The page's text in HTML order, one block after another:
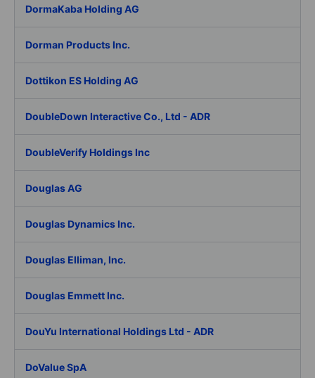
DormaKaba Holding AG
Dorman Products Inc.
Dottikon ES Holding AG
DoubleDown Interactive Co., Ltd - ADR
DoubleVerify Holdings Inc
Douglas AG
Douglas Dynamics Inc.
Douglas Elliman, Inc.
Douglas Emmett Inc.
DouYu International Holdings Ltd - ADR
DoValue SpA